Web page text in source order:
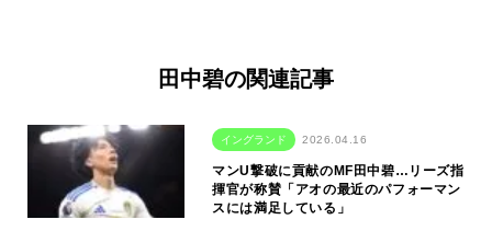
田中碧の関連記事
イングランド 2026.04.16
マンU撃破に貢献のMF田中碧…リーズ指
揮官が称賛「アオの最近のパフォーマン
スには満足している」